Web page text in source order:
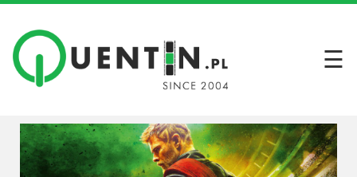
Filmy
recenzje
filmów
☰